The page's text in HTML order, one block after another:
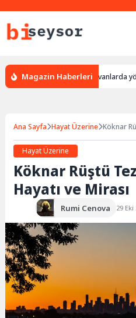
Magazin Haberleri
yön bulması, hayvanlarda yön
Ana Sayfa Hayat Üzerine Köknar
Hayat Üzerine
Köknar Rüştü
Hayatı ve Mirası
Rumi Cenova 29 Eki